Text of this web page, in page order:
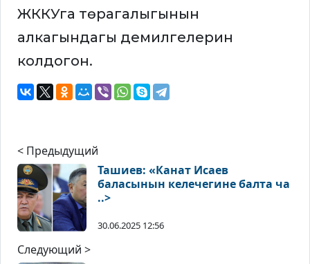
ЖККУга төрагалыгынын
алкагындагы демилгелерин
колдогон.
< Предыдущий
Ташиев: «Канат Исаев
баласынын келечегине балта ча
..>
30.06.2025 12:56
Следующий >